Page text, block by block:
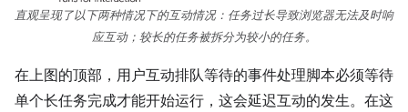
直观呈现了以下两种情况下的互动情况：任务过长导致浏览器无法及时响
应互动；较长的任务被拆分为较小的任务。
在上图的顶部，用户互动排队等待的事件处理脚本必须等待
单个长任务完成才能开始运行，这会延迟互动的发生。在这